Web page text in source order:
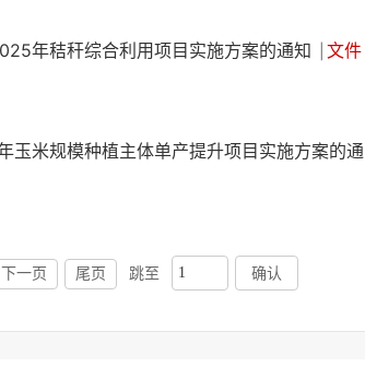
年秸秆综合利用项目实施方案的通知
文件
米规模种植主体单产提升项目实施方案的通
下一页 尾页 跳至 确认